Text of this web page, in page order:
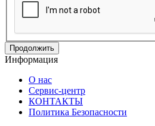
Продолжить
Информация
О нас
Сервис-центр
КОНТАКТЫ
Политика Безопасности